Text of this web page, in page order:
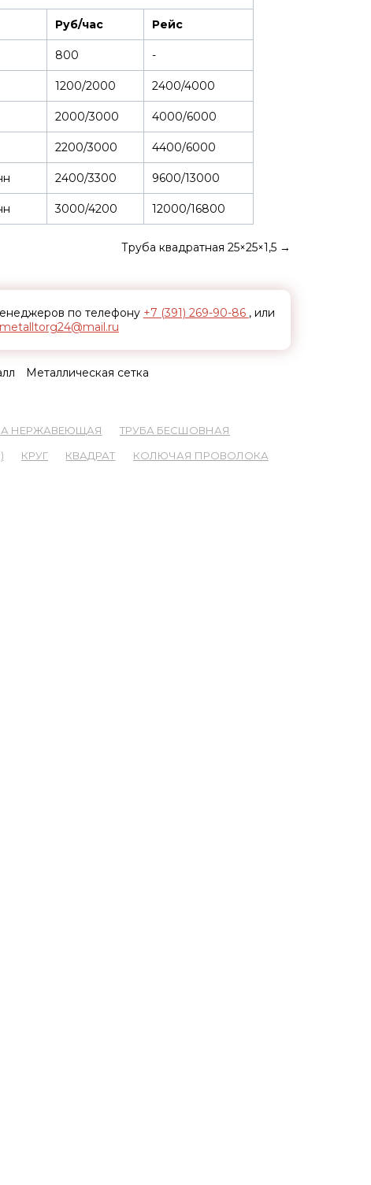
Руб/час Рейс
800 -
1200/2000 2400/4000
2000/3000 4000/6000
2200/3000 4400/6000
2400/3300 9600/13000
3000/4200 12000/16800
Труба квадратная 25×25×1,5 →
по телефону +7 (391) 269-90-86 , или
metalltorg24@mail.ru
Металлическая сетка
НЕРЖАВЕЮЩАЯ
ТРУБА БЕСШОВНАЯ
КРУГ КВАДРАТ
КОЛЮЧАЯ ПРОВОЛОКА